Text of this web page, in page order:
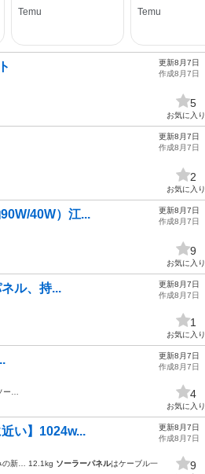
更新8月7日
作成8月7日
5
お気に入り
更新8月7日
作成8月7日
2
お気に入り
40W）江...
更新8月7日
作成8月7日
9
お気に入り
ル、持...
更新8月7日
作成8月7日
1
お気に入り
ー…
更新8月7日
作成8月7日
4
お気に入り
い】1024w...
の新… 12.1kg ソーラーパネルはケーブル一
更新8月7日
作成8月7日
9